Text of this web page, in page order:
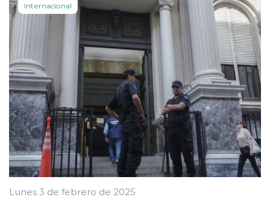
Internacional
Lunes 3 de febrero de 2025